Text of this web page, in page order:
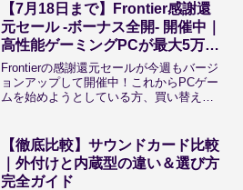
【7月18日まで】Frontier感謝還
元セール -ボーナス全開- 開催中｜
高性能ゲーミングPCが最大5万円
引き！
Frontierの感謝還元セールが今週もバージ
ョンアップして開催中！これからPCゲー
ムを始めようとしている方、買い替えを
【徹底比較】サウンドカード比較
｜外付けと内蔵型の違い＆選び方
完全ガイド